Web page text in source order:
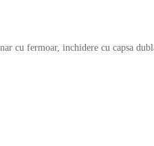
cu fermoar, inchidere cu capsa